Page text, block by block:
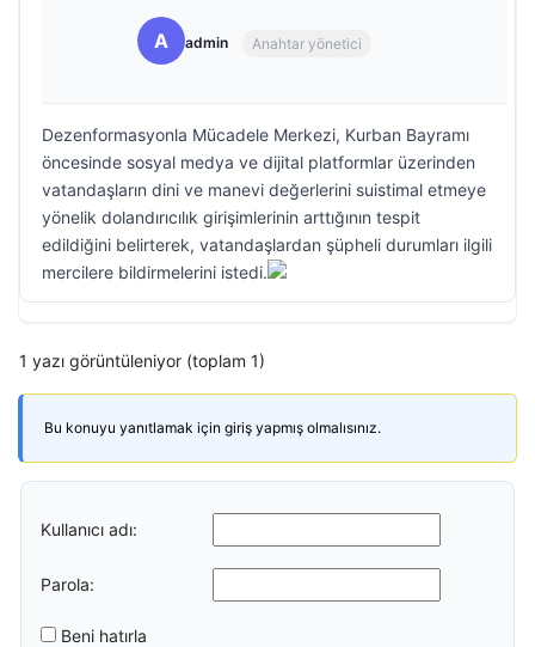
A admin Anahtar yönetici
Dezenformasyonla Mücadele Merkezi, Kurban Bayramı
öncesinde sosyal medya ve dijital platformlar üzerinden
vatandaşların dini ve manevi değerlerini suistimal etmeye
yönelik dolandırıcılık girişimlerinin arttığının tespit
edildiğini belirterek, vatandaşlardan şüpheli durumları ilgili
mercilere bildirmelerini istedi.
1 yazı görüntüleniyor (toplam 1)
Bu konuyu yanıtlamak için giriş yapmış olmalısınız.
Kullanıcı adı:
Parola:
Beni hatırla